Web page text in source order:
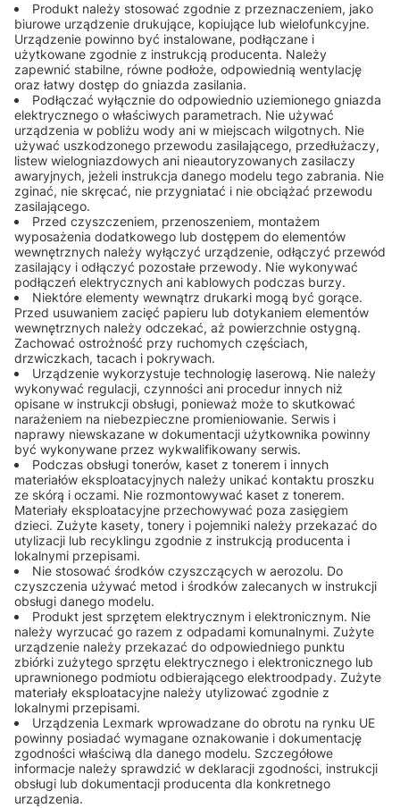
Produkt należy stosować zgodnie z przeznaczeniem, jako
biurowe urządzenie drukujące, kopiujące lub wielofunkcyjne.
Urządzenie powinno być instalowane, podłączane i
użytkowane zgodnie z instrukcją producenta. Należy
zapewnić stabilne, równe podłoże, odpowiednią wentylację
oraz łatwy dostęp do gniazda zasilania.
Podłączać wyłącznie do odpowiednio uziemionego gniazda
elektrycznego o właściwych parametrach. Nie używać
urządzenia w pobliżu wody ani w miejscach wilgotnych. Nie
używać uszkodzonego przewodu zasilającego, przedłużaczy,
listew wielogniazdowych ani nieautoryzowanych zasilaczy
awaryjnych, jeżeli instrukcja danego modelu tego zabrania. Nie
zginać, nie skręcać, nie przygniatać i nie obciążać przewodu
zasilającego.
Przed czyszczeniem, przenoszeniem, montażem
wyposażenia dodatkowego lub dostępem do elementów
wewnętrznych należy wyłączyć urządzenie, odłączyć przewód
zasilający i odłączyć pozostałe przewody. Nie wykonywać
podłączeń elektrycznych ani kablowych podczas burzy.
Niektóre elementy wewnątrz drukarki mogą być gorące.
Przed usuwaniem zacięć papieru lub dotykaniem elementów
wewnętrznych należy odczekać, aż powierzchnie ostygną.
Zachować ostrożność przy ruchomych częściach,
drzwiczkach, tacach i pokrywach.
Urządzenie wykorzystuje technologię laserową. Nie należy
wykonywać regulacji, czynności ani procedur innych niż
opisane w instrukcji obsługi, ponieważ może to skutkować
narażeniem na niebezpieczne promieniowanie. Serwis i
naprawy niewskazane w dokumentacji użytkownika powinny
być wykonywane przez wykwalifikowany serwis.
Podczas obsługi tonerów, kaset z tonerem i innych
materiałów eksploatacyjnych należy unikać kontaktu proszku
ze skórą i oczami. Nie rozmontowywać kaset z tonerem.
Materiały eksploatacyjne przechowywać poza zasięgiem
dzieci. Zużyte kasety, tonery i pojemniki należy przekazać do
utylizacji lub recyklingu zgodnie z instrukcją producenta i
lokalnymi przepisami.
Nie stosować środków czyszczących w aerozolu. Do
czyszczenia używać metod i środków zalecanych w instrukcji
obsługi danego modelu.
Produkt jest sprzętem elektrycznym i elektronicznym. Nie
należy wyrzucać go razem z odpadami komunalnymi. Zużyte
urządzenie należy przekazać do odpowiedniego punktu
zbiórki zużytego sprzętu elektrycznego i elektronicznego lub
uprawnionego podmiotu odbierającego elektroodpady. Zużyte
materiały eksploatacyjne należy utylizować zgodnie z
lokalnymi przepisami.
Urządzenia Lexmark wprowadzane do obrotu na rynku UE
powinny posiadać wymagane oznakowanie i dokumentację
zgodności właściwą dla danego modelu. Szczegółowe
informacje należy sprawdzić w deklaracji zgodności, instrukcji
obsługi lub dokumentacji producenta dla konkretnego
urządzenia.